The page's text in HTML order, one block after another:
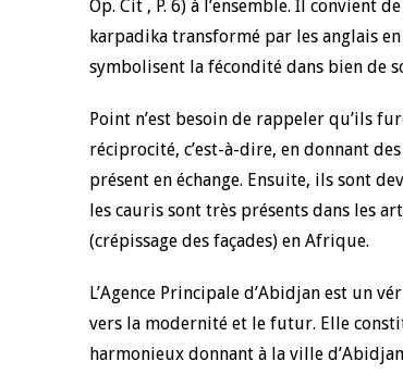
Op. Cit , P. 6) à l’ensemble. Il convient
karpadika transformé par les anglais
symbolisent la fécondité dans bien de
Point n’est besoin de rappeler qu’ils
réciprocité, c’est-à-dire, en donnant
présent en échange. Ensuite, ils sont
les cauris sont très présents dans les
(crépissage des façades) en Afrique.
L’Agence Principale d’Abidjan est un
vers la modernité et le futur. Elle
harmonieux donnant à la ville